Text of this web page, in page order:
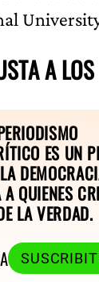
A LOS
ES UN
QUIENES
LA VERDAD.